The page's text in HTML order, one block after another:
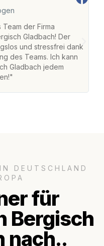
der Firma
Gladbach! Der
und stressfrei dank
des Teams. Ich kann
Gladbach jedem
DEUTSCHLAND
für
Bergisch
nach..